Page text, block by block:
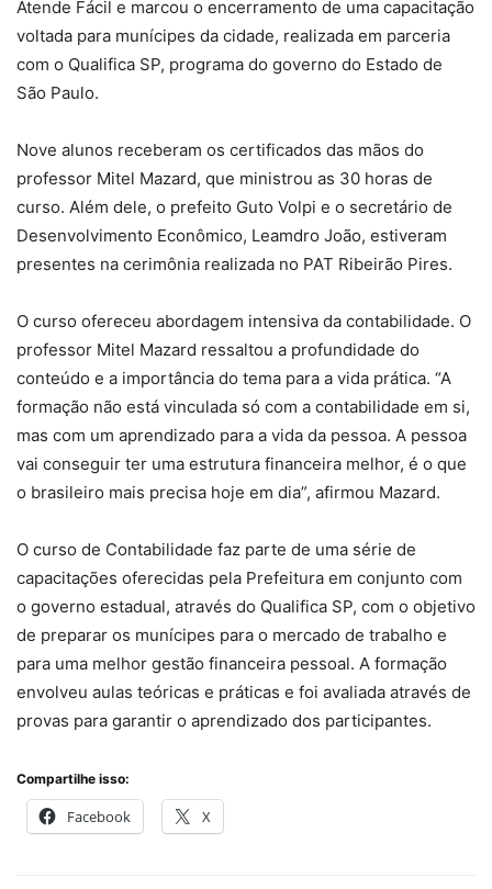
Atende Fácil e marcou o encerramento de uma capacitação
voltada para munícipes da cidade, realizada em parceria
com o Qualifica SP, programa do governo do Estado de
São Paulo.
Nove alunos receberam os certificados das mãos do
professor Mitel Mazard, que ministrou as 30 horas de
curso. Além dele, o prefeito Guto Volpi e o secretário de
Desenvolvimento Econômico, Leamdro João, estiveram
presentes na cerimônia realizada no PAT Ribeirão Pires.
O curso ofereceu abordagem intensiva da contabilidade. O
professor Mitel Mazard ressaltou a profundidade do
conteúdo e a importância do tema para a vida prática. “A
formação não está vinculada só com a contabilidade em si,
mas com um aprendizado para a vida da pessoa. A pessoa
vai conseguir ter uma estrutura financeira melhor, é o que
o brasileiro mais precisa hoje em dia”, afirmou Mazard.
O curso de Contabilidade faz parte de uma série de
capacitações oferecidas pela Prefeitura em conjunto com
o governo estadual, através do Qualifica SP, com o objetivo
de preparar os munícipes para o mercado de trabalho e
para uma melhor gestão financeira pessoal. A formação
envolveu aulas teóricas e práticas e foi avaliada através de
provas para garantir o aprendizado dos participantes.
Compartilhe isso:
Facebook X